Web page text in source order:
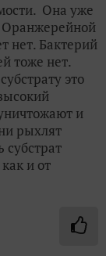
Она уже
Оранжерейной
нет. Бактерий
тоже нет.
это
и
рыхлят
субстрат
и от